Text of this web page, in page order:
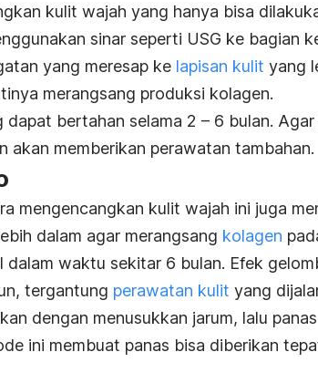
kulit wajah yang hanya bisa
sinar seperti USG ke bagian
yang meresap ke lapisan kulit yang
merangsang produksi kolagen.
bertahan selama 2 – 6 bulan.
akan memberikan perawatan tambahan.
mengencangkan kulit wajah ini juga
dalam agar merangsang kolagen
dalam waktu sekitar 6 bulan. Efek
tergantung perawatan kulit yang
dengan menusukkan jarum, lalu
ini membuat panas bisa diberikan